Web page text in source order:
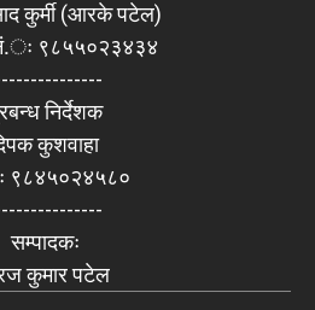
कुर्मी (आरके पटेल)
नं.ः ९८५५०२३४३४
निर्देशक
कुशवाहा
९८४५०२४५८०
सम्पादकः
कुमार पटेल